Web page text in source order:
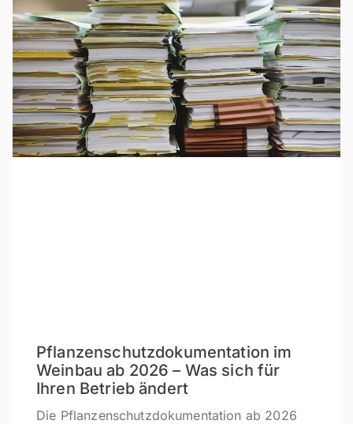
Pflanzenschutzdokumentation im
Weinbau ab 2026 – Was sich für
Ihren Betrieb ändert
Die Pflanzenschutzdokumentation ab 2026